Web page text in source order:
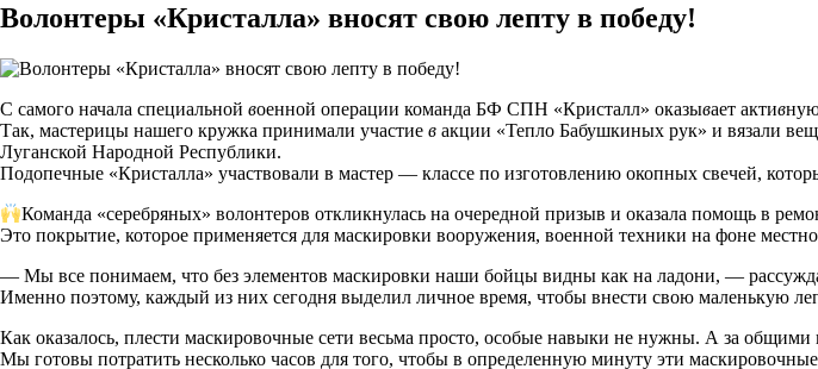
Волонтеры «Кристалла» вносят свою лепту в победу!
С самого начала специальной военной операции команда БФ СПН «Кристалл» оказывает актив
Так, мастерицы нашего кружка принимали участие в акции «Тепло Бабушкиных рук» и вязали
Луганской Народной Республики.
Подопечные «Кристалла» участвовали в мастер — классе по изготовлению окопных свечей,
Команда «серебряных» волонтеров откликнулась на очередной призыв и оказала помощь в
Это покрытие, которое применяется для маскировки вооружения, военной техники на фоне
— Мы все понимаем, что без элементов маскировки наши бойцы видны как на ладони, —
Именно поэтому, каждый из них сегодня выделил личное время, чтобы внести свою маленькую
Как оказалось, плести маскировочные сети весьма просто, особые навыки не нужны. А за
Мы готовы потратить несколько часов для того, чтобы в определенную минуту эти